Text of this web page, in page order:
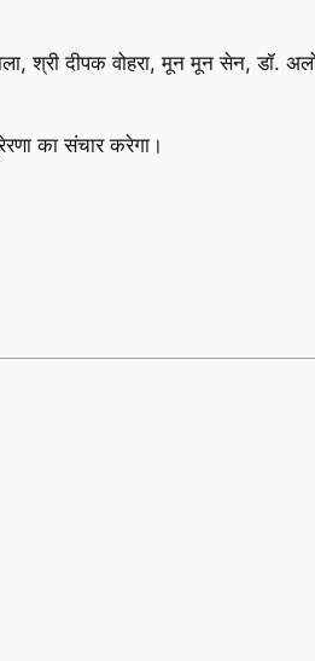
दीपक वोहरा, मून मून सेन, डॉ.
का संचार करेगा।